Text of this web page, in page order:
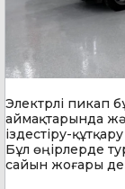
Электрлі пикап
аймақтарында
іздестіру-
Бұл өңірлерде
сайын жоғары